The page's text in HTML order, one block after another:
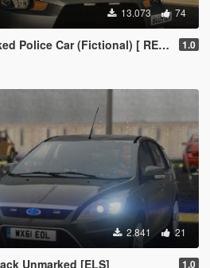
13.073 74
Car (Fictional) [ REPLACE | ELS ] 1.0
2.841 21
Unmarked [ELS] 1.0